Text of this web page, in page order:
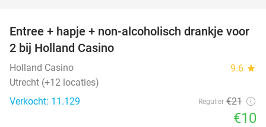
52%
Entree + hapje + non-alcoholisch drankje voor
2 bij Holland Casino
Holland Casino 9.6 star
Utrecht (+12 locaties)
Verkocht: 11.129
Regulier €21
€10